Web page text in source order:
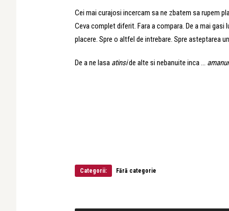
Cei mai curajosi incercam sa ne zbatem sa rupem
Ceva complet diferit. Fara a compara. De a mai
placere. Spre o altfel de intrebare. Spre asteptarea
De a ne lasa atinside alte si nebanuite inca …
Categorii: Fără categorie